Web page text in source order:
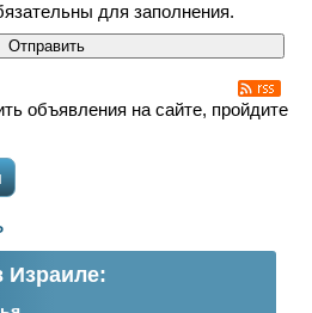
для заполнения.
объявления на сайте, пройдите
Израиле: